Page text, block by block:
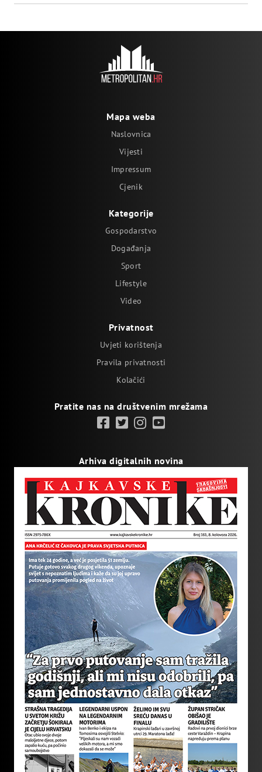
Mapa weba
Naslovnica
Vijesti
Impressum
Cjenik
Kategorije
Gospodarstvo
Događanja
Sport
Lifestyle
Video
Privatnost
Uvjeti korištenja
Pravila privatnosti
Kolačići
Pratite nas na društvenim mrežama
Arhiva digitalnih novina